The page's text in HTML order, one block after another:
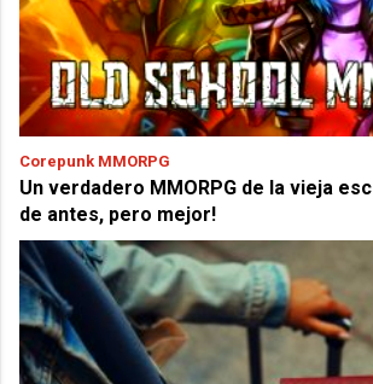
Corepunk MMORPG
Un verdadero MMORPG de la vieja
de antes, pero mejor!